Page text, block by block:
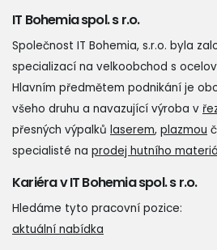
IT Bohemia spol. s r.o.
Společnost IT Bohemia, s.r.o. byla
specializací na velkoobchod s
Hlavním předmětem podnikání je
všeho druhu a navazující výroba v
přesných výpalků laserem, plazmou
specialisté na prodej hutního
Kariéra v IT Bohemia spol. s r.o.
Hledáme tyto pracovní pozice:
aktuální nabídka